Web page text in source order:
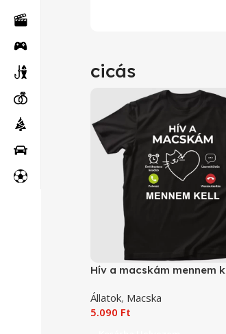
cicás
Hív a macskám mennem
Állatok, Macska
5.090 Ft